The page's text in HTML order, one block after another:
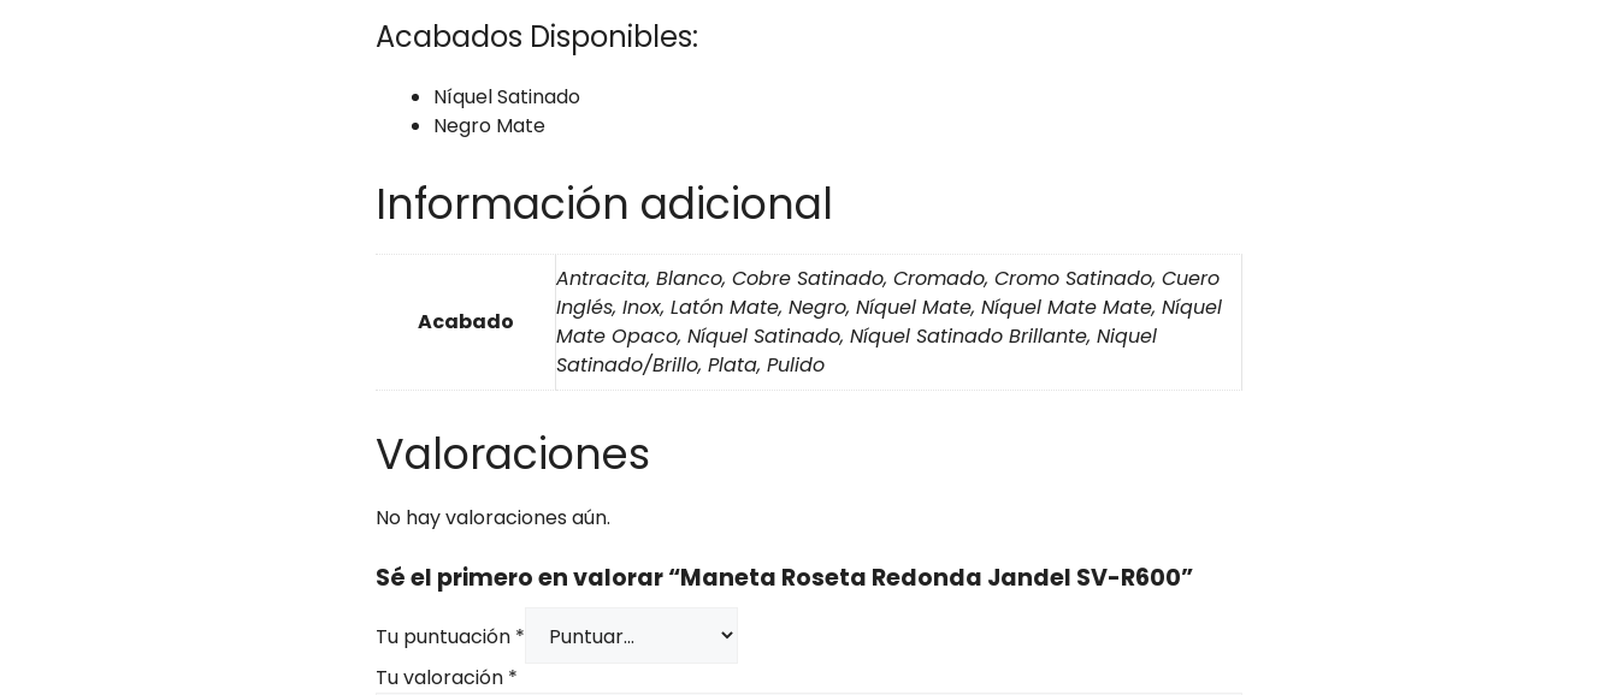
Acabados Disponibles:
Níquel Satinado
Negro Mate
Información adicional
Acabado
Antracita, Blanco, Cobre Satinado, Cromado, Cromo Satinado, Cuero
Inglés, Inox, Latón Mate, Negro, Níquel Mate, Níquel Mate Mate, Níquel
Mate Opaco, Níquel Satinado, Níquel Satinado Brillante, Niquel
Satinado/Brillo, Plata, Pulido
Valoraciones
No hay valoraciones aún.
Sé el primero en valorar “Maneta Roseta Redonda Jandel SV-R600”
Tu puntuación *
Tu valoración *